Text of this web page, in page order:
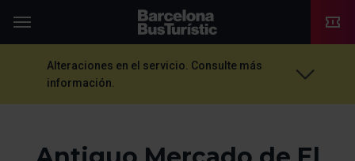
TMB-OCI
Alteraciones en el servicio. Consulte más
información.